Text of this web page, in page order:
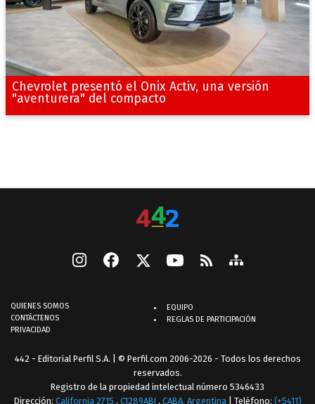
Chevrolet presentó el Onix Activ, una versión
"aventurera" del compacto
QUIENES SOMOS
CONTÁCTENOS
PRIVACIDAD
EQUIPO
REGLAS DE PARTICIPACIÓN
442 - Editorial Perfil S.A. | © Perfil.com 2006-2026 - Todos los derechos
reservados.
Registro de la propiedad intelectual número 5346433
Dirección: California 2715 , C1289ABI , CABA, Argentina | Teléfono: (+5411)